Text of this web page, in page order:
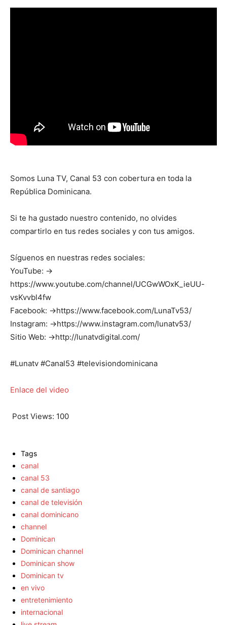
Somos Luna TV, Canal 53 con cobertura en toda la
República Dominicana.
Si te ha gustado nuestro contenido, no olvides
compartirlo en tus redes sociales y con tus amigos.
Síguenos en nuestras redes sociales:
YouTube: →
https://www.youtube.com/channel/UCGwWOxK_ieUU-
vsKvvbl4fw
Facebook: →https://www.facebook.com/LunaTv53/
Instagram: →https://www.instagram.com/lunatv53/
Sitio Web: →http://lunatvdigital.com/
#Lunatv #Canal53 #televisiondominicana
Enlace del video
Post Views: 100
Tags
canal
canal 53
canal de santiago
canal de televisión
canal dominicano
channel
Dominican
Dominican channel
Dominican show
Dominican tv
en vivo
entretenimiento
internacional